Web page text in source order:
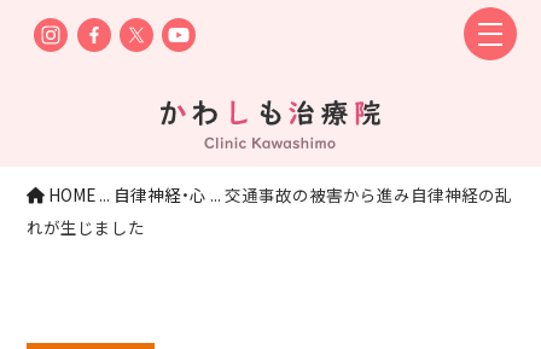
HOME ... 自律神経・心 ...交通事故の被害から進み自律神経の乱
れが生じました